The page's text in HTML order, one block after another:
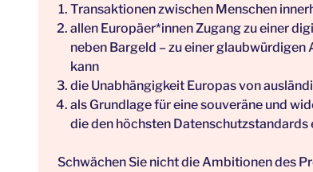
Transaktionen zwischen Menschen
allen Europäer*innen Zugang zu einer
neben Bargeld – zu einer
kann
die Unabhängigkeit Europas von
als Grundlage für eine souveräne und
die den höchsten Datenschutzstandards
Schwächen Sie nicht die Ambitionen des